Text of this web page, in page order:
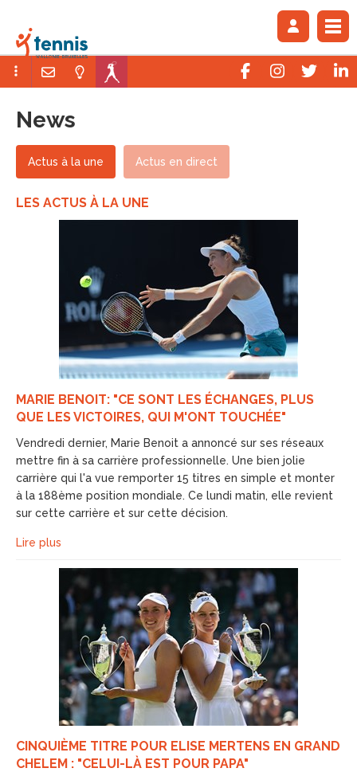
News
Actus à la une Actus en direct
LES ACTUS À LA UNE
MARIE BENOIT: "CE SONT LES ÉCHANGES, PLUS
QUE LES VICTOIRES, QUI M'ONT TOUCHÉE"
Vendredi dernier, Marie Benoit a annoncé sur ses réseaux
mettre fin à sa carrière professionnelle. Une bien jolie
carrière qui l'a vue remporter 15 titres en simple et monter
à la 188ème position mondiale. Ce lundi matin, elle revient
sur cette carrière et sur cette décision.
Lire plus
CINQUIÈME TITRE POUR ELISE MERTENS EN GRAND
CHELEM : "CELUI-LÀ EST POUR PAPA"